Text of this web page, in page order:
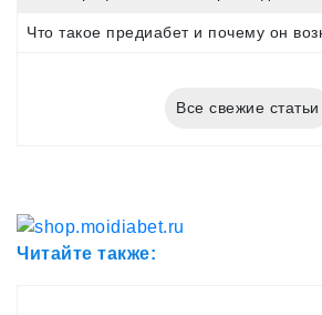
Что такое предиабет и почему он
Все свежие статьи
Читайте также: